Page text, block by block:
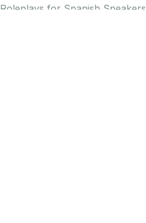
Roleplays for Spanish Speakers